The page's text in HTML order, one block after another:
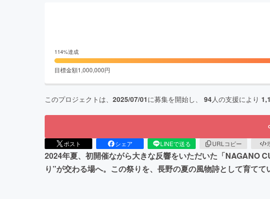
114%達成
目標金額1,000,000円
このプロジェクトは、 2025/07/01に募集を開始し、 94人の支援により
ポスト シェア LINEで送る URLコピー
2024年夏、初開催ながら大きな反響をいただいた「NAGANO
り”が交わる場へ。この祭りを、長野の夏の風物詩として育て